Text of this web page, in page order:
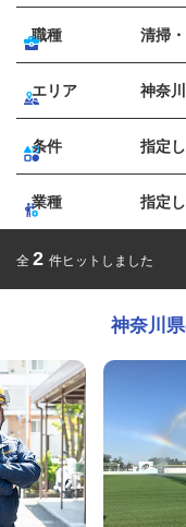
職種 清掃
エリア 神奈
条件 指定
業種 指定
全 2 件ヒットしました
神奈川